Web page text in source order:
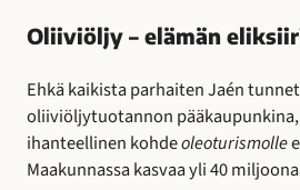
Oliiviöljy – elämän
Ehkä kaikista parhaiten Jaén
oliiviöljytuotannon pääkaupunkina,
ihanteellinen kohdeoleoturismolle
Maakunnassa kasvaa yli 40